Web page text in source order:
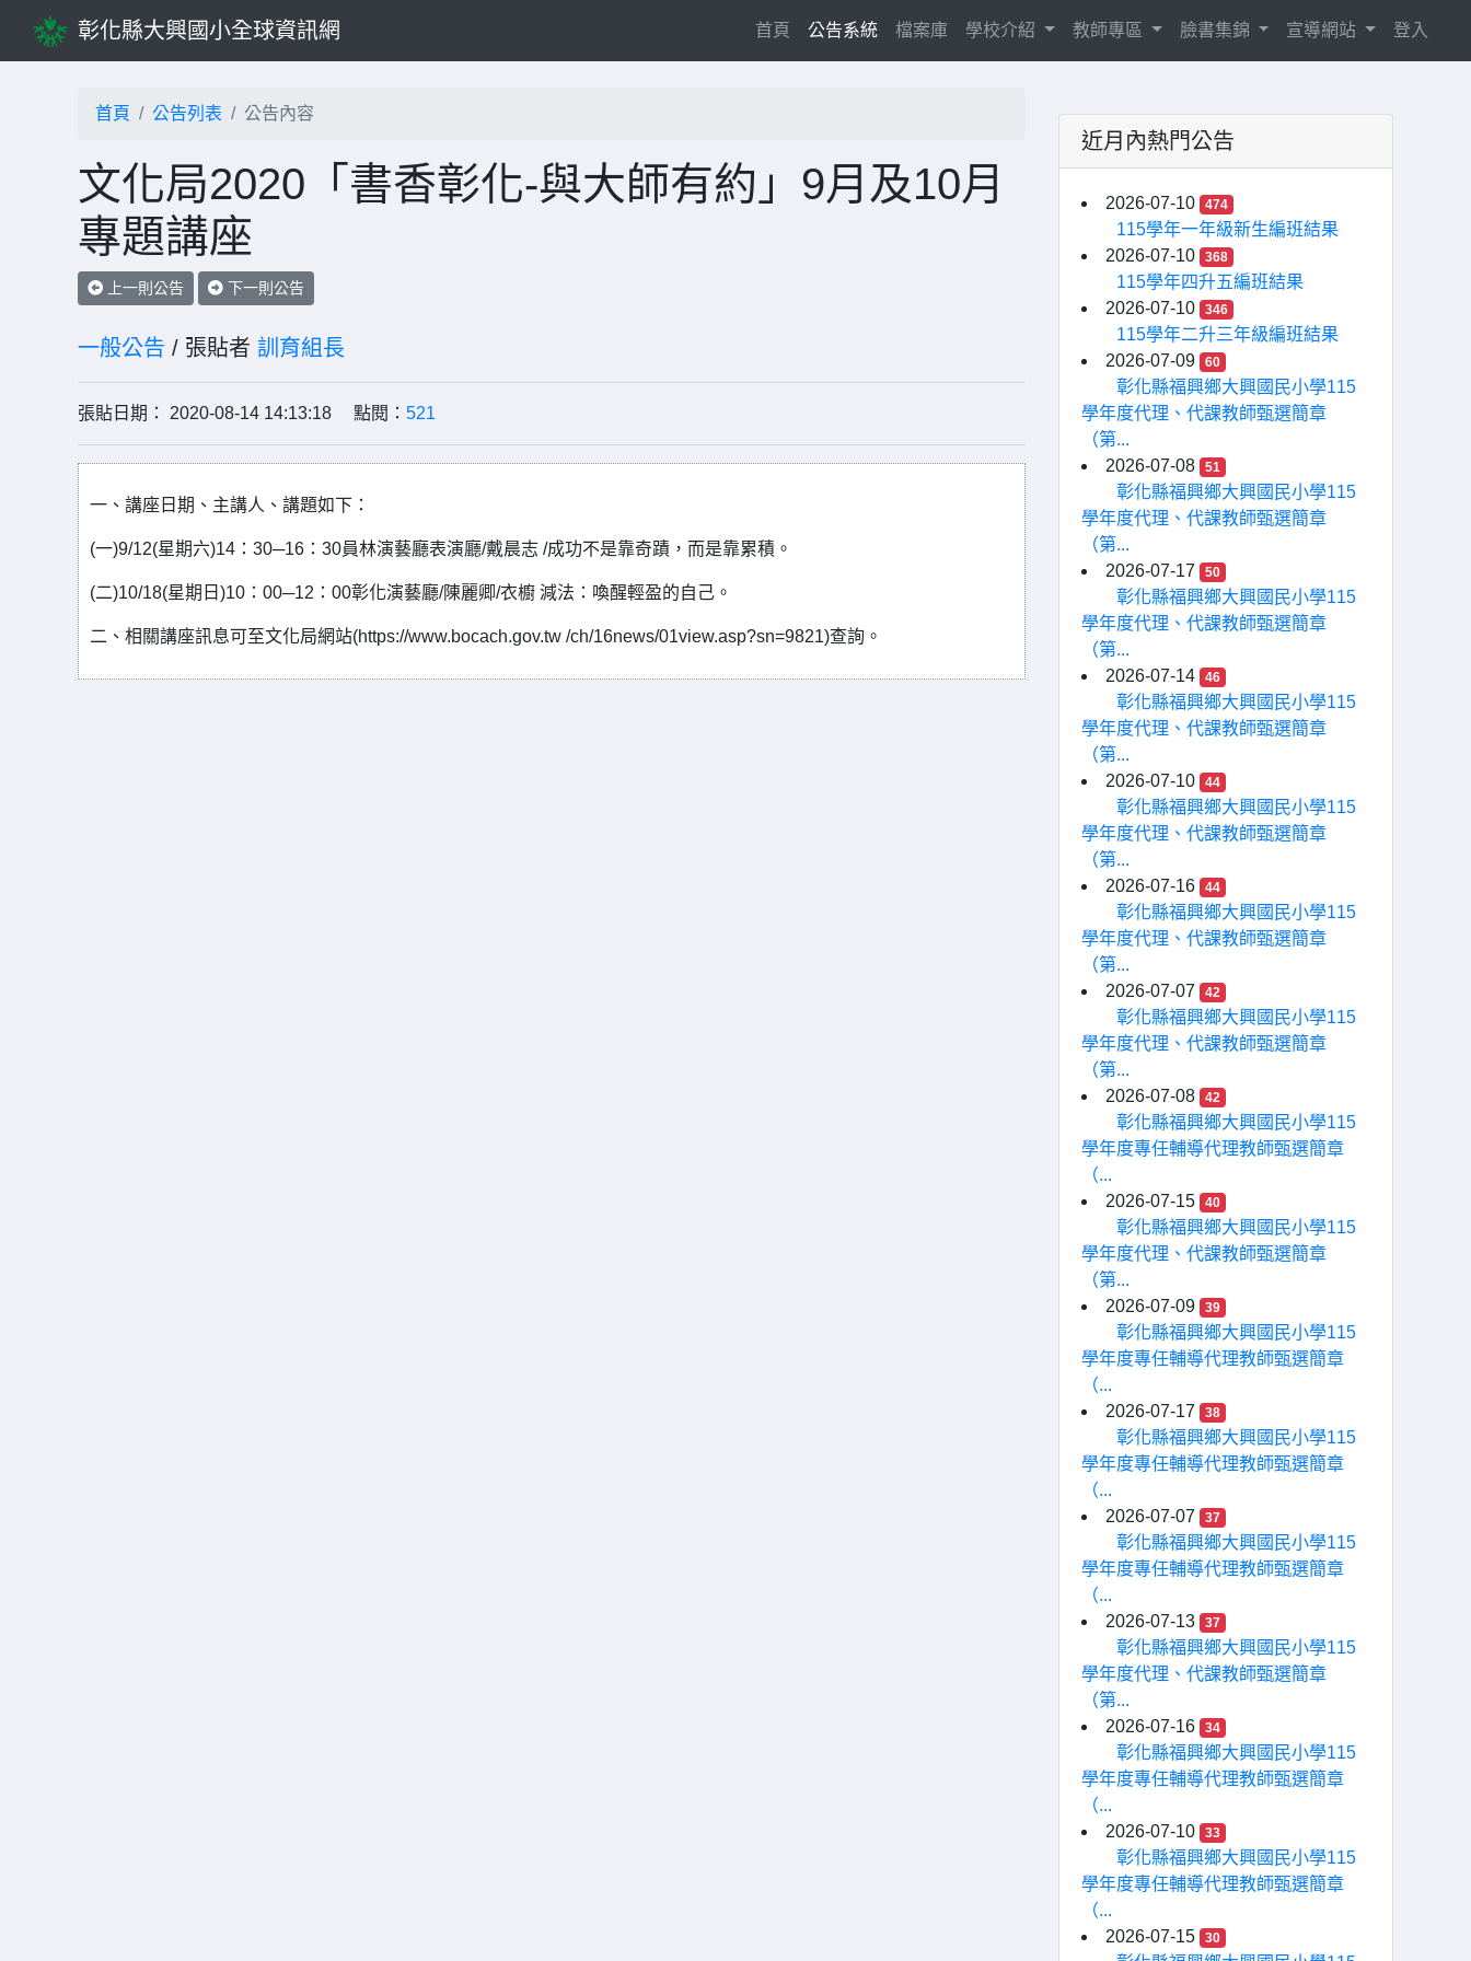
彰化縣大興國小全球資訊網 首頁 (current)
公告系統 檔案庫 學校介紹 教師專區 臉書集錦 宣導網站 登入
首頁 公告列表 公告內容
文化局2020「書香彰化-與大師有約」9月及10月
專題講座
上一則公告 下一則公告
一般公告 / 張貼者 訓育組長
張貼日期： 2020-08-14 14:13:18 點閱： 521
一、講座日期、主講人、講題如下：
(一)9/12(星期六)14：30─16：30員林演藝廳表演廳/戴晨志 /成功不是靠奇蹟，而是靠累積。
(二)10/18(星期日)10：00─12：00彰化演藝廳/陳麗卿/衣櫥 減法：喚醒輕盈的自己。
二、相關講座訊息可至文化局網站(https://www.bocach.gov.tw /ch/16news/01view.asp?sn=9821)查詢。
近月內熱門公告
2026-07-10 474
115學年一年級新生編班結果
2026-07-10
368
115學年四升五編班結果
2026-07-10
346
115學年二升三年級編班結果
2026-07-09
60
彰化縣福興鄉大興國民小學115
學年度代理、代課教師甄選簡章
（第...
2026-07-08
51
彰化縣福興鄉大興國民小學115
學年度代理、代課教師甄選簡章
（第...
2026-07-17
50
彰化縣福興鄉大興國民小學115
學年度代理、代課教師甄選簡章
（第...
2026-07-14
46
彰化縣福興鄉大興國民小學115
學年度代理、代課教師甄選簡章
（第...
2026-07-10
44
彰化縣福興鄉大興國民小學115
學年度代理、代課教師甄選簡章
（第...
2026-07-16
44
彰化縣福興鄉大興國民小學115
學年度代理、代課教師甄選簡章
（第...
2026-07-07
42
彰化縣福興鄉大興國民小學115
學年度代理、代課教師甄選簡章
（第...
2026-07-08
42
彰化縣福興鄉大興國民小學115
學年度專任輔導代理教師甄選簡章
（...
2026-07-15
40
彰化縣福興鄉大興國民小學115
學年度代理、代課教師甄選簡章
（第...
2026-07-09
39
彰化縣福興鄉大興國民小學115
學年度專任輔導代理教師甄選簡章
（...
2026-07-17
38
彰化縣福興鄉大興國民小學115
學年度專任輔導代理教師甄選簡章
（...
2026-07-07
37
彰化縣福興鄉大興國民小學115
學年度專任輔導代理教師甄選簡章
（...
2026-07-13
37
彰化縣福興鄉大興國民小學115
學年度代理、代課教師甄選簡章
（第...
2026-07-16
34
彰化縣福興鄉大興國民小學115
學年度專任輔導代理教師甄選簡章
（...
2026-07-10
33
彰化縣福興鄉大興國民小學115
學年度專任輔導代理教師甄選簡章
（...
2026-07-15
30